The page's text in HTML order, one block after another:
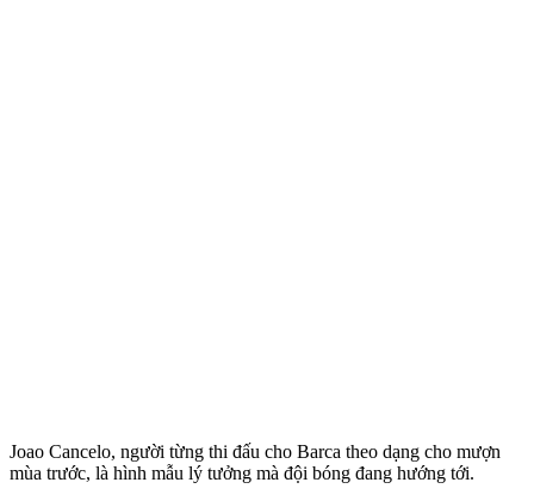
Joao Cancelo, người từng thi đấu cho Barca theo dạng cho mượn
mùa trước, là hình mẫu lý tưởng mà đội bóng đang hướng tới.